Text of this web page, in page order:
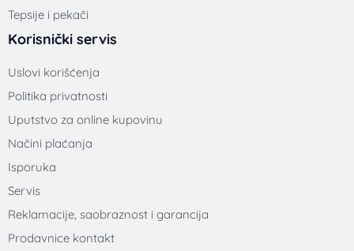
Tepsije i pekači
Korisnički servis
Uslovi korišćenja
Politika privatnosti
Uputstvo za online kupovinu
Načini plaćanja
Isporuka
Servis
Reklamacije, saobraznost i garancija
Prodavnice kontakt